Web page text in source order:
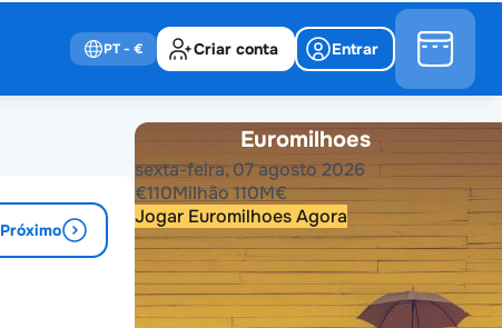
PT- € Criar conta Entrar
Próximo
Euromilhoes
sexta-feira, 07 agosto 2026
€110Milhão110M€
Jogar Euromilhoes Agora
Resultados anteriores